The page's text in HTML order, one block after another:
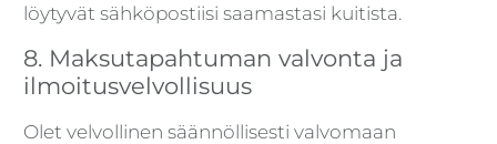
löytyvät sähköpostiisi saamastasi kuitista.
8. Maksutapahtuman valvonta ja
ilmoitusvelvollisuus
Olet velvollinen säännöllisesti valvomaan